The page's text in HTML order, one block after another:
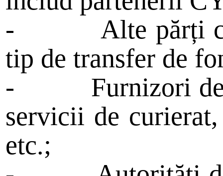
-
Alte părți
tip de transfer de
-
Furnizori
servicii de
etc.;